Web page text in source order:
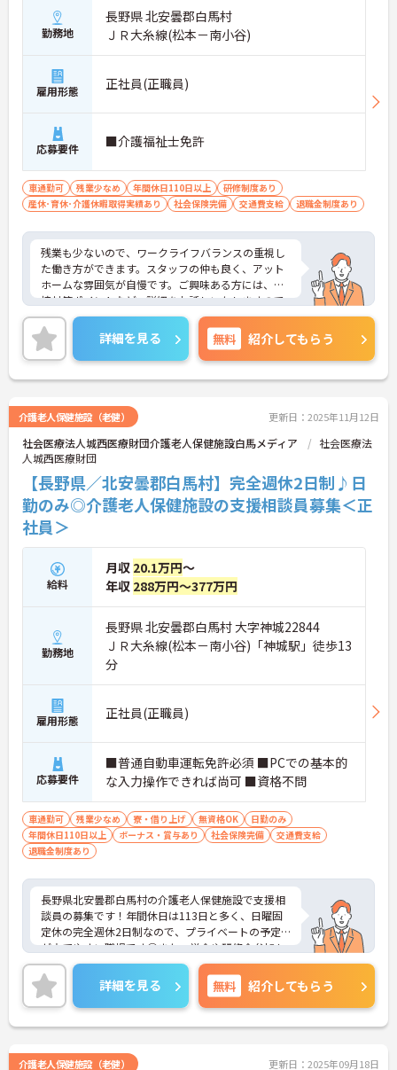
勤務地
長野県 北安曇郡白馬村
ＪＲ大糸線(松本－南小谷)
雇用形態 正社員(正職員)
応募要件 ■介護福祉士免許
車通勤可 残業少なめ 年間休日110日以上
研修制度あり
産休･育休･介護休暇取得実績あり
社会保険完備 交通費支給 退職金制度あり
残業も少ないので、ワークライフバランスの重視し
た働き方ができます。スタッフの仲も良く、アット
ホームな雰囲気が自慢です。ご興味ある方には、面
接対策ポイントなど、詳細をお話しいたしますので
お気軽にご相談ください。
詳細を見る 無料 紹介してもらう
介護老人保健施設（老健） 更新日：2025年11月12日
社会医療法人城西医療財団介護老人保健施設白馬メディア
社会医療法
人城西医療財団
【長野県／北安曇郡白馬村】完全週休2日制♪日
勤のみ◎介護老人保健施設の支援相談員募集＜正
社員＞
給料
月収 20.1万円～
年収 288万円～377万円
勤務地
長野県 北安曇郡白馬村 大字神城22844
ＪＲ大糸線(松本－南小谷)「神城駅」徒歩13
分
雇用形態 正社員(正職員)
応募要件
■普通自動車運転免許必須 ■PCでの基本的
な入力操作できれば尚可 ■資格不問
車通勤可 残業少なめ 寮・借り上げ 無資格OK
日勤のみ
年間休日110日以上
ボーナス・賞与あり 社会保険完備
交通費支給
退職金制度あり
長野県北安曇郡白馬村の介護老人保健施設で支援相
談員の募集です！年間休日は113日と多く、日曜固
定休の完全週休2日制なので、プライベートの予定
が立てやすい職場です◎また、学会や研修会参加も
可能なので、働きながらスキルアップを目指せます
♪ご興味のある方は面接ポイントをお伝えしますの
で、お気軽にご連絡ください！
詳細を見る 無料 紹介してもらう
介護老人保健施設（老健） 更新日：2025年09月18日